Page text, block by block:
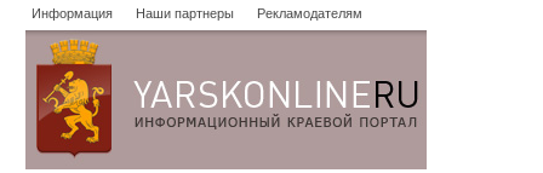
Информация Наши партнеры Рекламодателям